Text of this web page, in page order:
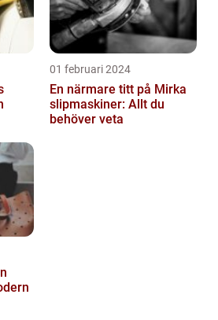
01 februari 2024
En närmare titt på Mirka
slipmaskiner: Allt du
behöver veta